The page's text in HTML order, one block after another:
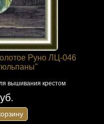
Руно ЛЦ-046
вышивания крестом